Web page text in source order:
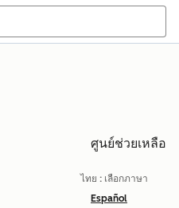
ศูนย์ช่วยเหลือ
ไทย : เลือกภาษา
Español